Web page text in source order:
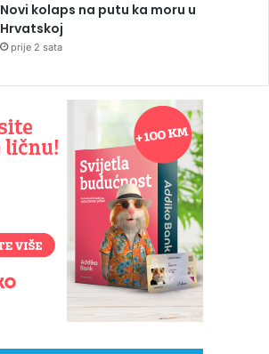
Novi kolaps na putu ka moru u
Hrvatskoj
prije 2 sata